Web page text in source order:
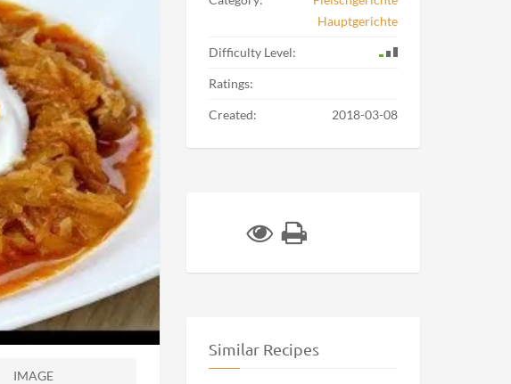
IMAGE
Hauptgerichte
Difficulty Level:
Ratings:
Created: 2018-03-08
Similar Recipes